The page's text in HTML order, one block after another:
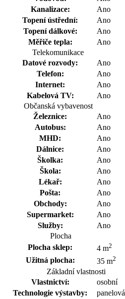
Kanalizace:
Ano
Topení ústřední:
Ano
Topení dálkové:
Ano
Měřiče tepla:
Ano
Telekomunikace
Datové rozvody:
Ano
Telefon:
Ano
Internet:
Ano
Kabelová TV:
Ano
Občanská vybavenost
Železnice:
Ano
Autobus:
Ano
MHD:
Ano
Dálnice:
Ano
Školka:
Ano
Škola:
Ano
Lékař:
Ano
Pošta:
Ano
Obchody:
Ano
Supermarket:
Ano
Služby:
Ano
Plocha
Plocha sklep:
4 m2
Užitná plocha: 35 m2
Základní vlastnosti
Vlastnictví:
osobní
Technologie výstavby:
panelová